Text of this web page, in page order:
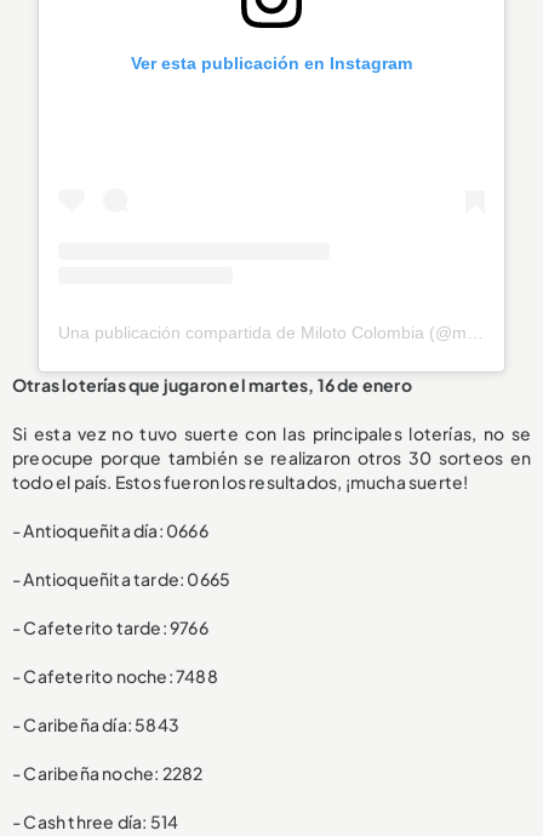
Ver esta publicación en Instagram
Una publicación compartida de Miloto Colombia (@miloto_colombia)
Otras loterías que jugaron el martes, 16 de enero
Si esta vez no tuvo suerte con las principales loterías, no se
preocupe porque también se realizaron otros 30 sorteos en
todo el país. Estos fueron los resultados, ¡mucha suerte!
- Antioqueñita día: 0666
- Antioqueñita tarde: 0665
- Cafeterito tarde: 9766
- Cafeterito noche: 7488
- Caribeña día: 5843
- Caribeña noche: 2282
- Cash three día: 514